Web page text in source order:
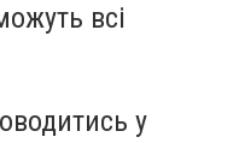
всі
у